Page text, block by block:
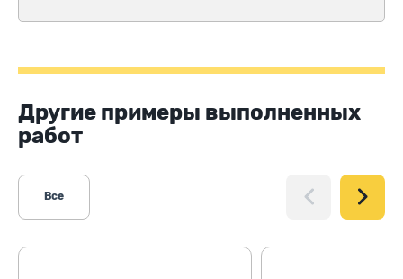
Другие примеры выполненных
работ
Все